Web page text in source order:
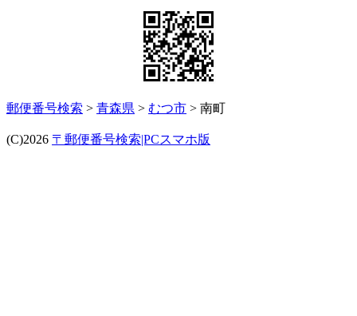
郵便番号検索 > 青森県 > むつ市 > 南町
(C)2026 〒郵便番号検索|PCスマホ版